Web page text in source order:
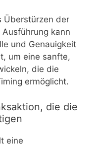
Überstürzen der
kann
und Genauigkeit
um eine sanfte,
die die
ermöglicht.
die die
eine